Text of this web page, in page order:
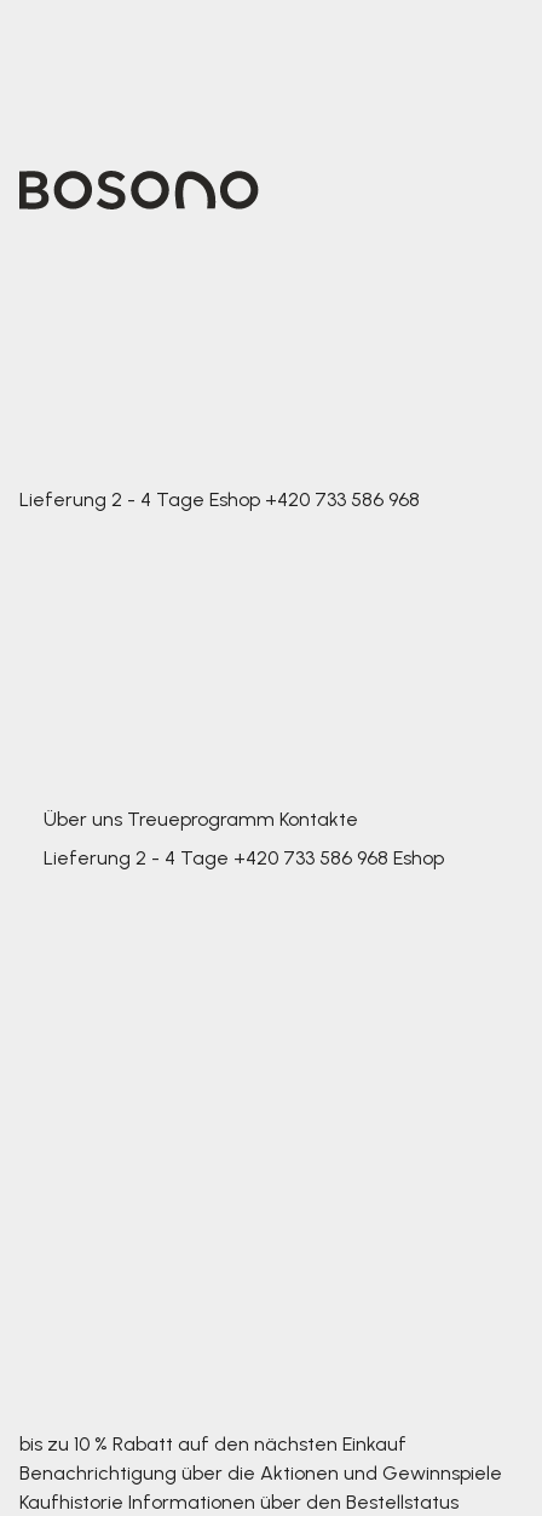
Lieferung 2 - 4 Tage Eshop +420 733 586 968
Über uns Treueprogramm Kontakte
Lieferung 2 - 4 Tage +420 733 586 968 Eshop
bis zu 10 % Rabatt auf den nächsten Einkauf
Benachrichtigung über die Aktionen und Gewinnspiele
Kaufhistorie Informationen über den Bestellstatus